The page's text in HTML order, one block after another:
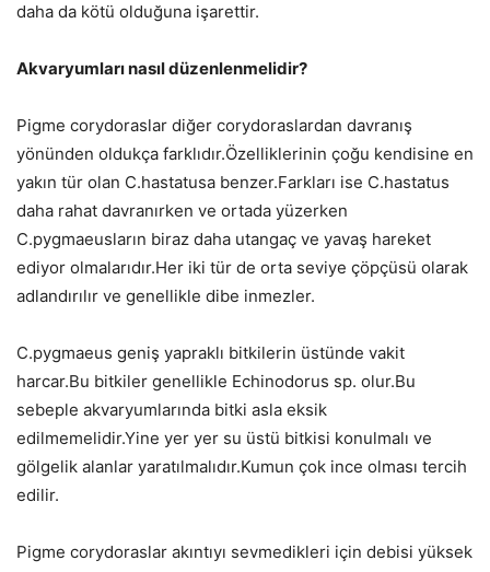
daha da kötü olduğuna işarettir.
Akvaryumları nasıl düzenlenmelidir?
Pigme corydoraslar diğer corydoraslardan davranış
yönünden oldukça farklıdır.Özelliklerinin çoğu kendisine en
yakın tür olan C.hastatusa benzer.Farkları ise C.hastatus
daha rahat davranırken ve ortada yüzerken
C.pygmaeusların biraz daha utangaç ve yavaş hareket
ediyor olmalarıdır.Her iki tür de orta seviye çöpçüsü olarak
adlandırılır ve genellikle dibe inmezler.
C.pygmaeus geniş yapraklı bitkilerin üstünde vakit
harcar.Bu bitkiler genellikle Echinodorus sp. olur.Bu
sebeple akvaryumlarında bitki asla eksik
edilmemelidir.Yine yer yer su üstü bitkisi konulmalı ve
gölgelik alanlar yaratılmalıdır.Kumun çok ince olması tercih
edilir.
Pigme corydoraslar akıntıyı sevmedikleri için debisi yüksek